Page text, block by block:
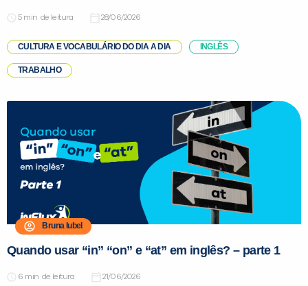
de leitura 28/06/2026
CULTURA E VOCABULÁRIO DO DIA A DIA INGLÊS
TRABALHO
Bruna Iubel
Quando usar “in” “on” e “at” em inglês? – parte 1
de leitura 21/06/2026